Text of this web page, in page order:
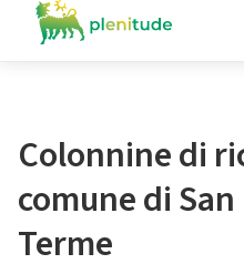
Colonnine di
comune di
Terme